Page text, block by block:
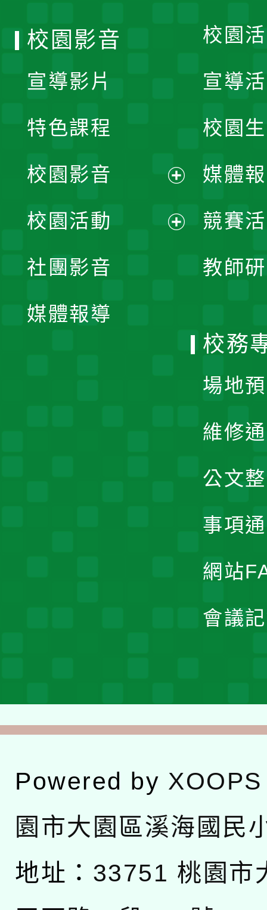
校園
宣導
校園
媒體
競賽
教師
校園影音
宣導影片
特色課程
校園影音
開
校園活動
社團影音
媒體報導
校務
場地
維修
公文
事項
網站
會議
Powered by XOOPS
園市大園區溪海國民
地址： 33751 桃園市